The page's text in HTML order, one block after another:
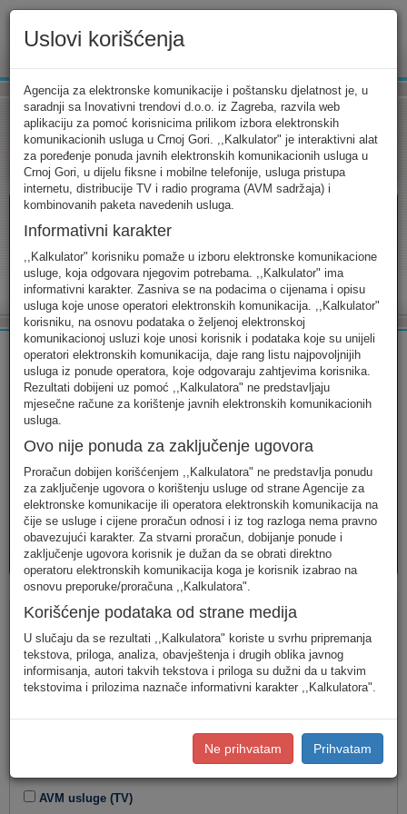
Tarifni kalkulator Uslovi korišćenja Kontakt
Tarifni kalkulator
Odaberite usluge koje koristite, popunite sva potrebna polja i
izaberite za sebe ono najbolje...
FIKSNA MOBILNA INTERNET
AVM
usluge
PAKETI
usluga
Paketi
Tip korisnika
Kombinacija usluga
AVM usluge (TV)
Uslovi korišćenja
Agencija za elektronske komunikacije i poštansku djelatnost je, u
saradnji sa Inovativni trendovi d.o.o. iz Zagreba, razvila web
aplikaciju za pomoć korisnicima prilikom izbora elektronskih
komunikacionih usluga u Crnoj Gori. ,,Kalkulator" je interaktivni alat
za poređenje ponuda javnih elektronskih komunikacionih usluga u
Crnoj Gori, u dijelu fiksne i mobilne telefonije, usluga pristupa
internetu, distribucije TV i radio programa (AVM sadržaja) i
kombinovanih paketa navedenih usluga.
Informativni karakter
,,Kalkulator" korisniku pomaže u izboru elektronske komunikacione
usluge, koja odgovara njegovim potrebama. ,,Kalkulator" ima
informativni karakter. Zasniva se na podacima o cijenama i opisu
usluga koje unose operatori elektronskih komunikacija. ,,Kalkulator"
korisniku, na osnovu podataka o željenoj elektronskoj
komunikacionoj usluzi koje unosi korisnik i podataka koje su unijeli
operatori elektronskih komunikacija, daje rang listu najpovoljnijih
usluga iz ponude operatora, koje odgovaraju zahtjevima korisnika.
Rezultati dobijeni uz pomoć ,,Kalkulatora" ne predstavljaju
mjesečne račune za korištenje javnih elektronskih komunikacionih
usluga.
Ovo nije ponuda za zaključenje ugovora
Proračun dobijen korišćenjem ,,Kalkulatora" ne predstavlja ponudu
za zaključenje ugovora o korištenju usluge od strane Agencije za
elektronske komunikacije ili operatora elektronskih komunikacija na
čije se usluge i cijene proračun odnosi i iz tog razloga nema pravno
obavezujući karakter. Za stvarni proračun, dobijanje ponude i
zaključenje ugovora korisnik je dužan da se obrati direktno
operatoru elektronskih komunikacija koga je korisnik izabrao na
osnovu preporuke/proračuna ,,Kalkulatora".
Korišćenje podataka od strane medija
U slučaju da se rezultati ,,Kalkulatora" koriste u svrhu pripremanja
tekstova, priloga, analiza, obavještenja i drugih oblika javnog
informisanja, autori takvih tekstova i priloga su dužni da u takvim
tekstovima i prilozima naznače informativni karakter ,,Kalkulatora".
Ne prihvatam Prihvatam